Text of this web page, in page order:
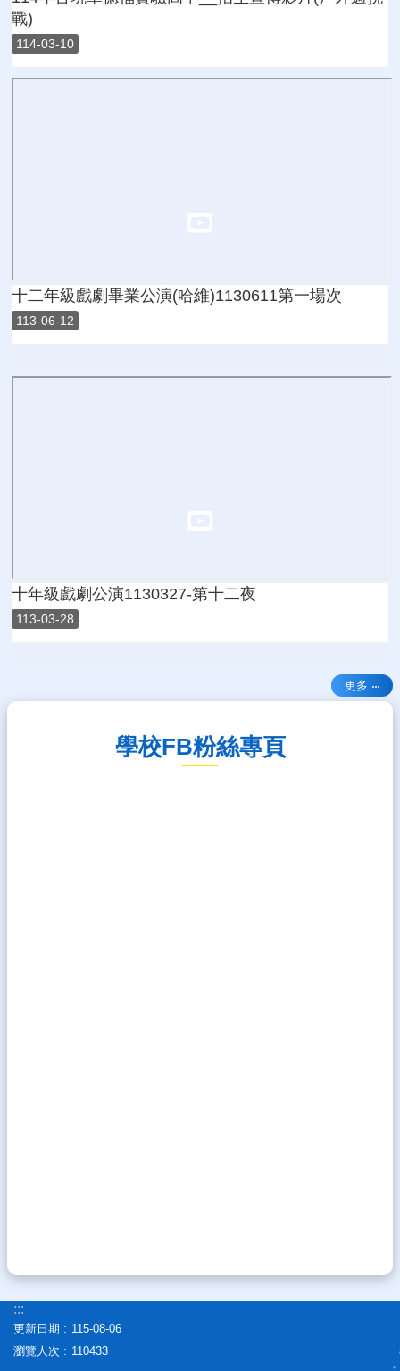
戰)
114-03-10
十二年級戲劇畢業公演(哈維)1130611第一場次
113-06-12
十年級戲劇公演1130327-第十二夜
113-03-28
更多
學校FB粉絲專頁
:::
更新日期
115-08-06
瀏覽人次
110433